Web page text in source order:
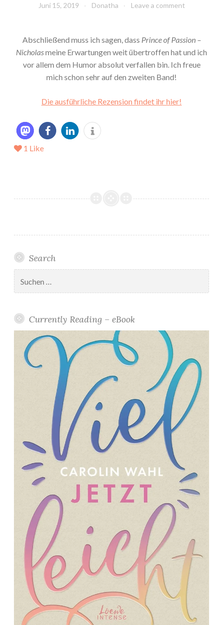
Juni 15, 2019 Donatha Leave a comment
Abschließend muss ich sagen, dass Prince of Passion –
Nicholasmeine Erwartungen weit übertroffen hat und ich
vor allem dem Humor absolut verfallen bin. Ich freue
mich schon sehr auf den zweiten Band!
Die ausführliche Rezension findet ihr hier!
1 Like
Search
nach:
Currently Reading – eBook